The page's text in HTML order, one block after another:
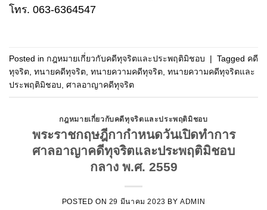
โทร. 063-6364547
Posted in กฎหมายเกี่ยวกับคดีทุจริตและประพฤติมิชอบ | Tagged คดี
ทุจริต, ทนายคดีทุจริต, ทนายความคดีทุจริต, ทนายความคดีทุจริตและ
ประพฤติมิชอบ, ศาลอาญาคดีทุจริต
กฎหมายเกี่ยวกับคดีทุจริตและประพฤติมิชอบ
พระราชกฤษฎีกากำหนดวันเปิดทำการ
ศาลอาญาคดีทุจริตและประพฤติมิชอบ
กลาง พ.ศ. 2559
POSTED ON 29 มีนาคม 2023 BYADMIN